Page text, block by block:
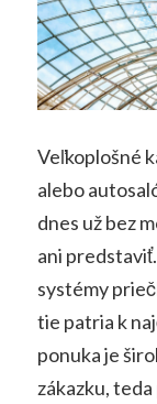
Veľkoplošné
alebo
dnes už bez
ani
systémy
tie patria k
ponuka je
zákazku,